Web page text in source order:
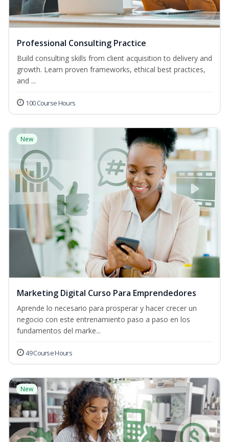
Professional Consulting Practice
Build consulting skills from client acquisition to delivery and
growth. Learn proven frameworks, ethical best practices,
and ...
100 Course Hours
New
Marketing Digital Curso Para Emprendedores
Aprende lo necesario para prosperar y hacer crecer un
negocio con este entrenamiento paso a paso en los
fundamentos del marke...
49 Course Hours
New